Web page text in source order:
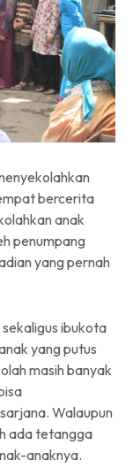
bercerita
anak
penumpang
yang pernah
ibukota
yang putus
masih banyak
Walaupun
ada tetangga
anaknya.